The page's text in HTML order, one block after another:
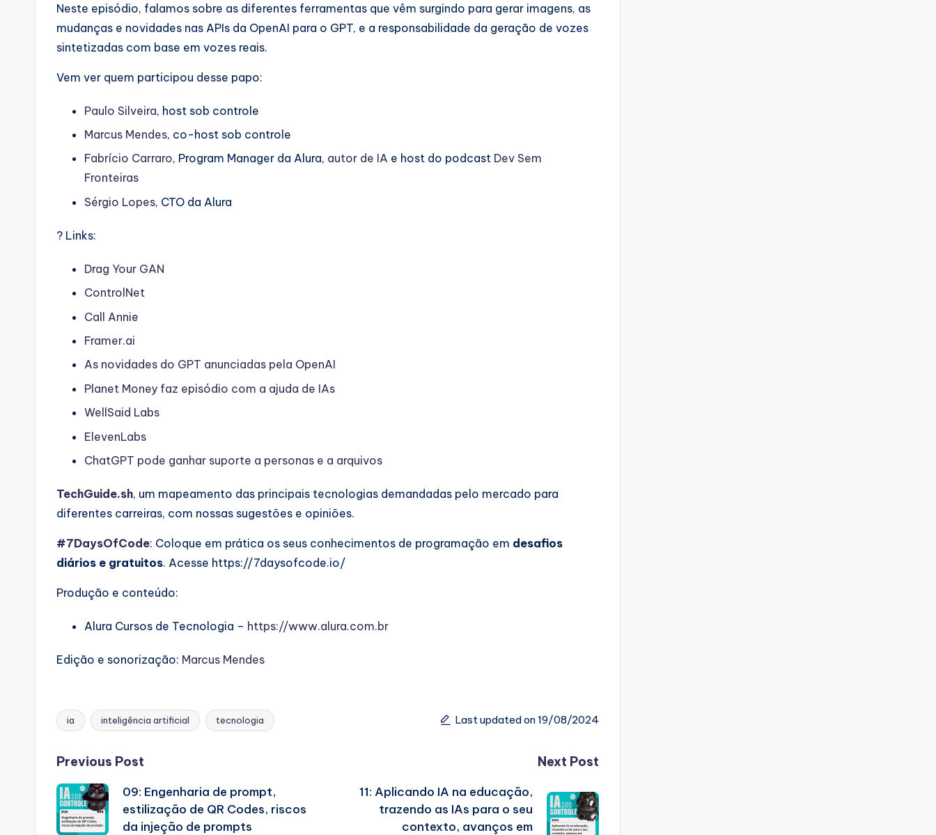
Neste episódio, falamos sobre as diferentes ferramentas que vêm surgindo para gerar imagens, as
mudanças e novidades nas APIs da OpenAI para o GPT, e a responsabilidade da geração de vozes
sintetizadas com base em vozes reais.
Vem ver quem participou desse papo:
Paulo Silveira, host sob controle
Marcus Mendes, co-host sob controle
Fabrício Carraro, Program Manager da Alura, autor de IA e host do podcast Dev Sem
Fronteiras
Sérgio Lopes, CTO da Alura
? Links:
Drag Your GAN
ControlNet
Call Annie
Framer.ai
As novidades do GPT anunciadas pela OpenAI
Planet Money faz episódio com a ajuda de IAs
WellSaid Labs
ElevenLabs
ChatGPT pode ganhar suporte a personas e a arquivos
TechGuide.sh, um mapeamento das principais tecnologias demandadas pelo mercado para
diferentes carreiras, com nossas sugestões e opiniões.
#7DaysOfCode: Coloque em prática os seus conhecimentos de programação em desafios
diários e gratuitos. Acesse https://7daysofcode.io/
Produção e conteúdo:
Alura Cursos de Tecnologia – https://www.alura.com.br
Edição e sonorização: Marcus Mendes
Tags:
ia inteligência artificial tecnologia Last updated on 19/08/2024
Post
navigation
Previous Post
09: Engenharia de prompt,
estilização de QR Codes, riscos
da injeção de prompts
Next Post
11: Aplicando IA na educação,
trazendo as IAs para o seu
contexto, avanços em